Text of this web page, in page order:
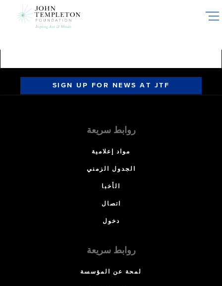
SIGN UP FOR NEWS AT JTF
روابط سريعة
مواد إعلامية
الجدول الزمني
الأخبا
اتصال
دخول
روابط سريعة
لمحة عن المؤسسة